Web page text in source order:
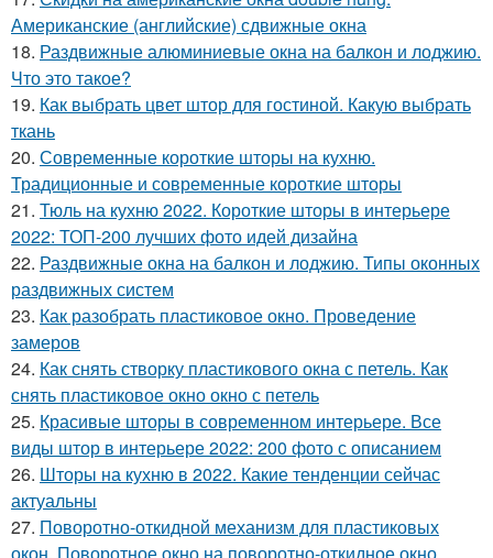
Американские (английские) сдвижные окна
18. Раздвижные алюминиевые окна на балкон и лоджию.
Что это такое?
19. Как выбрать цвет штор для гостиной. Какую выбрать
ткань
20. Современные короткие шторы на кухню.
Традиционные и современные короткие шторы
21. Тюль на кухню 2022. Короткие шторы в интерьере
2022: ТОП-200 лучших фото идей дизайна
22. Раздвижные окна на балкон и лоджию. Типы оконных
раздвижных систем
23. Как разобрать пластиковое окно. Проведение
замеров
24. Как снять створку пластикового окна с петель. Как
снять пластиковое окно окно с петель
25. Красивые шторы в современном интерьере. Все
виды штор в интерьере 2022: 200 фото с описанием
26. Шторы на кухню в 2022. Какие тенденции сейчас
актуальны
27. Поворотно-откидной механизм для пластиковых
окон. Поворотное окно на поворотно-откидное окно